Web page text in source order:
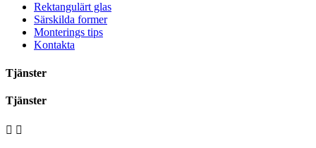
Rektangulärt glas
Särskilda former
Monterings tips
Kontakta
Tjänster
Tjänster
 